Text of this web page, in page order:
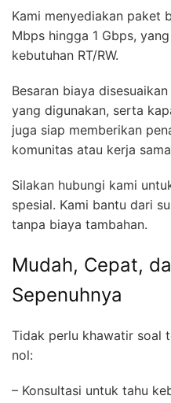
Kami menyediakan paket
Mbps hingga 1 Gbps,
kebutuhan RT/RW.
Besaran biaya
yang digunakan, serta
juga siap memberikan
komunitas atau kerja
Silakan hubungi kami
spesial. Kami bantu dari
tanpa biaya tambahan.
Mudah, Cepat,
Sepenuhnya
Tidak perlu khawatir soal
nol:
– Konsultasi untuk tahu